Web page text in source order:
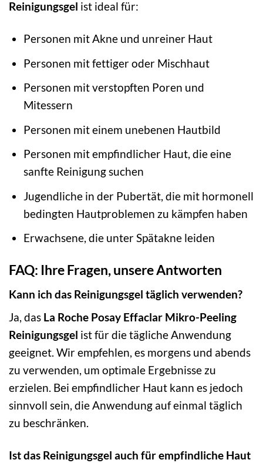
Reinigungsgel ist ideal für:
Personen mit Akne und unreiner Haut
Personen mit fettiger oder Mischhaut
Personen mit verstopften Poren und
Mitessern
Personen mit einem unebenen Hautbild
Personen mit empfindlicher Haut, die eine
sanfte Reinigung suchen
Jugendliche in der Pubertät, die mit hormonell
bedingten Hautproblemen zu kämpfen haben
Erwachsene, die unter Spätakne leiden
FAQ: Ihre Fragen, unsere Antworten
Kann ich das Reinigungsgel täglich verwenden?
Ja, das La Roche Posay Effaclar Mikro-Peeling
Reinigungsgel ist für die tägliche Anwendung
geeignet. Wir empfehlen, es morgens und abends
zu verwenden, um optimale Ergebnisse zu
erzielen. Bei empfindlicher Haut kann es jedoch
sinnvoll sein, die Anwendung auf einmal täglich
zu beschränken.
Ist das Reinigungsgel auch für empfindliche Haut